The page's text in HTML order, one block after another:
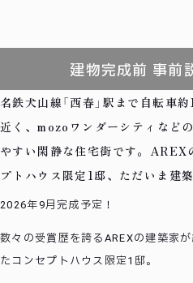
建物完成前 事前
名鉄犬山線「西春」駅まで自転車
近く、mozoワンダーシティなど
やすい閑静な住宅街です。AREX
プトハウス限定1邸、ただいま建築
2026年9月完成予定！
数々の受賞歴を誇るAREXの建築家
たコンセプトハウス限定1邸。